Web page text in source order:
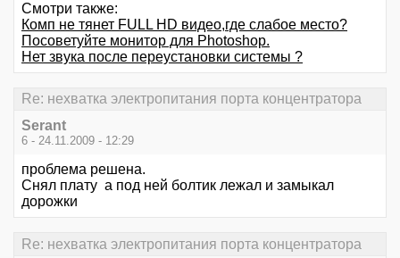
Смотри также:
Комп не тянет FULL HD видео,где слабое место?
Посоветуйте монитор для Photoshop.
Нет звука после переустановки системы ?
Re: нехватка электропитания порта концентратора
Serant
6 - 24.11.2009 - 12:29
проблема решена.
Снял плату а под ней болтик лежал и замыкал
дорожки
Re: нехватка электропитания порта концентратора